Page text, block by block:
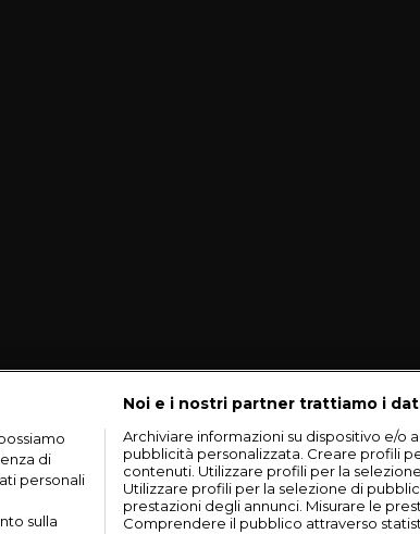
di
personali
sulla
Noi e i nostri partner trattiamo i
Archiviare informazioni su dispositivo e/o
pubblicità personalizzata. Creare profili
contenuti. Utilizzare profili per la
Utilizzare profili per la selezione di
prestazioni degli annunci. Misurare le
Comprendere il pubblico attraverso